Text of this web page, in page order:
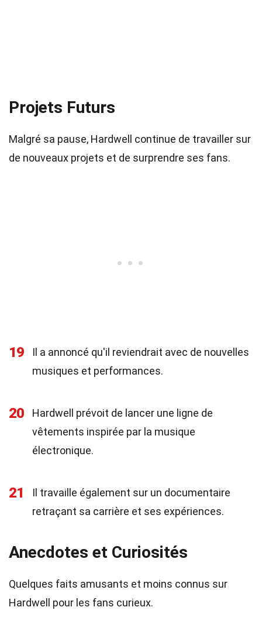
Projets Futurs
Malgré sa pause, Hardwell continue de travailler sur
de nouveaux projets et de surprendre ses fans.
19
Il a annoncé qu'il reviendrait avec de nouvelles
musiques et performances.
20
Hardwell prévoit de lancer une ligne de
vêtements inspirée par la musique
électronique.
21
Il travaille également sur un documentaire
retraçant sa carrière et ses expériences.
Anecdotes et Curiosités
Quelques faits amusants et moins connus sur
Hardwell pour les fans curieux.